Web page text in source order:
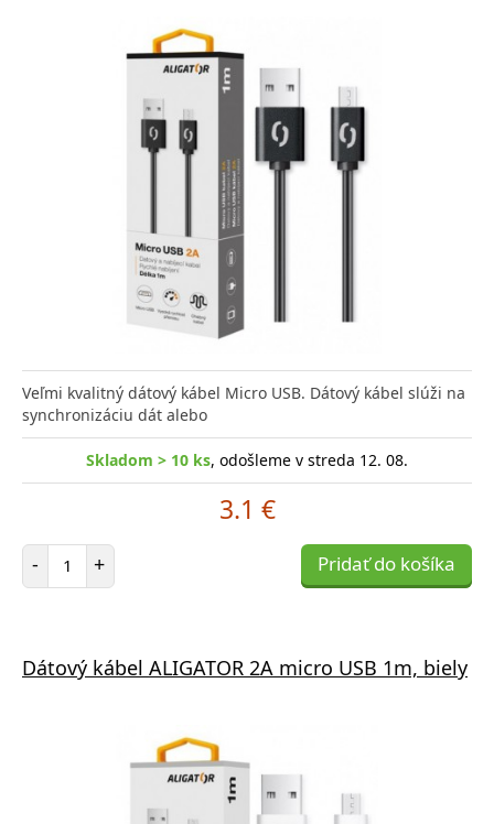
Veľmi kvalitný dátový kábel Micro USB. Dátový kábel slúži na
synchronizáciu dát alebo
Skladom > 10 ks, odošleme v streda 12. 08.
3.1 €
- Počet položiek
+ Pridať do košíka
Dátový kábel ALIGATOR 2A micro USB 1m, biely